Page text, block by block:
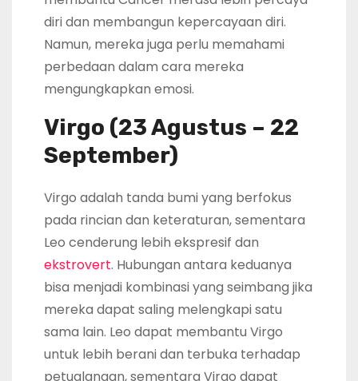
diri dan membangun kepercayaan diri.
Namun, mereka juga perlu memahami
perbedaan dalam cara mereka
mengungkapkan emosi.
Virgo (23 Agustus – 22
September)
Virgo adalah tanda bumi yang berfokus
pada rincian dan keteraturan, sementara
Leo cenderung lebih ekspresif dan
ekstrovert. Hubungan antara keduanya
bisa menjadi kombinasi yang seimbang jika
mereka dapat saling melengkapi satu
sama lain. Leo dapat membantu Virgo
untuk lebih berani dan terbuka terhadap
petualangan, sementara Virgo dapat